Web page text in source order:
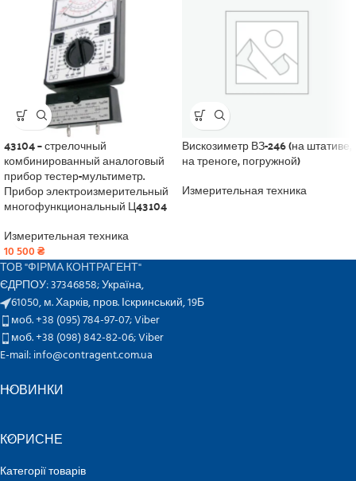
43104 – стрелочный
комбинированный аналоговый
прибор тестер-мультиметр.
Прибор электроизмерительный
многофункциональный Ц43104
Измерительная техника
10 500₴
Вискозиметр ВЗ-246 (на штативе,
на треноге, погружной)
Измерительная техника
ТОВ "ФІРМА КОНТРАГЕНТ"
ЄДРПОУ: 37346858; Україна,
61050, м. Харків, пров. Іскринський, 19Б
моб. +38 (095) 784-97-07;Viber
моб. +38 (098) 842-82-06;Viber
E-mail: info@contragent.com.ua
НОВИНКИ
КОРИСНЕ
Категорії товарів